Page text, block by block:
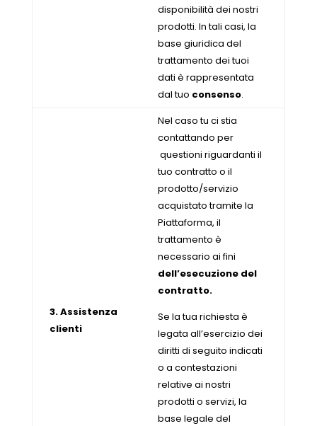
disponibilità dei nostri
prodotti. In tali casi, la
base giuridica del
trattamento dei tuoi
dati è rappresentata
dal tuo consenso.
3. Assistenza
clienti
Nel caso tu ci stia
contattando per
questioni riguardanti il
tuo contratto o il
prodotto/servizio
acquistato tramite la
Piattaforma, il
trattamento è
necessario ai fini
dell’esecuzione del
contratto.
Se la tua richiesta è
legata all’esercizio dei
diritti di seguito indicati
o a contestazioni
relative ai nostri
prodotti o servizi, la
base legale del